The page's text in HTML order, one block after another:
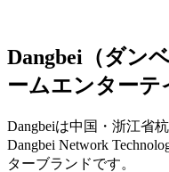
Dangbei（ダン
ームエンターテ
Dangbeiは中国・浙江省
Dangbei Network
ターブランドです。